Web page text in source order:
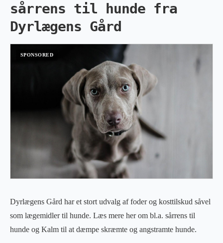
sårrens til hunde fra
Dyrlægens Gård
Dyrlægens Gård har et stort udvalg af foder og kosttilskud såvel
som lægemidler til hunde. Læs mere her om bl.a. sårrens til
hunde og Kalm til at dæmpe skræmte og angstramte hunde.